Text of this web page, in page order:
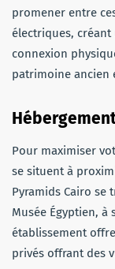
promener entre
électriques,
connexion
patrimoine ancien
Pour maximiser
se situent à
Pyramids Cairo se
Musée Égyptien, à
établissement
privés offrant des